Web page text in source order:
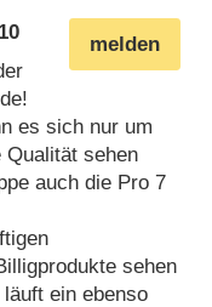
melden
es sich nur um
Qualität sehen
auch die Pro 7
sehen
ein ebenso